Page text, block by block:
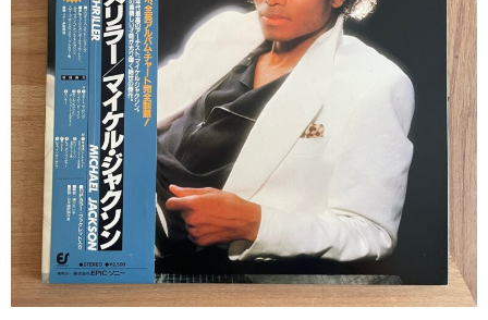
Categories
New Arrivals
新譜
GG RECORD （当店のレーベル）
全商品
JAZZ-US
BLUE NOTE